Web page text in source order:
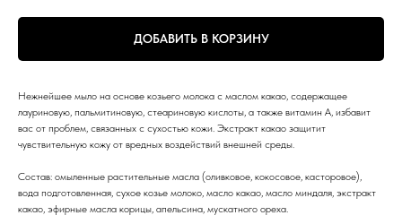
ДОБАВИТЬ В КОРЗИНУ
Нежнейшее мыло на основе козьего молока с маслом какао, содержащее
лауриновую, пальмитиновую, стеариновую кислоты, а также витамин А, избавит
вас от проблем, связанных с сухостью кожи. Экстракт какао защитит
чувствительную кожу от вредных воздействий внешней среды.
Состав: омыленные растительные масла (оливковое, кокосовое, касторовое),
вода подготовленная, сухое козье молоко, масло какао, масло миндаля, экстракт
какао, эфирные масла корицы, апельсина, мускатного ореха.